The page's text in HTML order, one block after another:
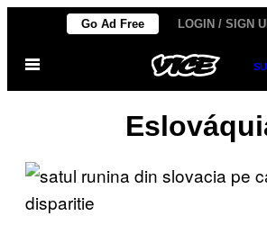
contenido
Go Ad Free LOGIN / SIGN
Abrir